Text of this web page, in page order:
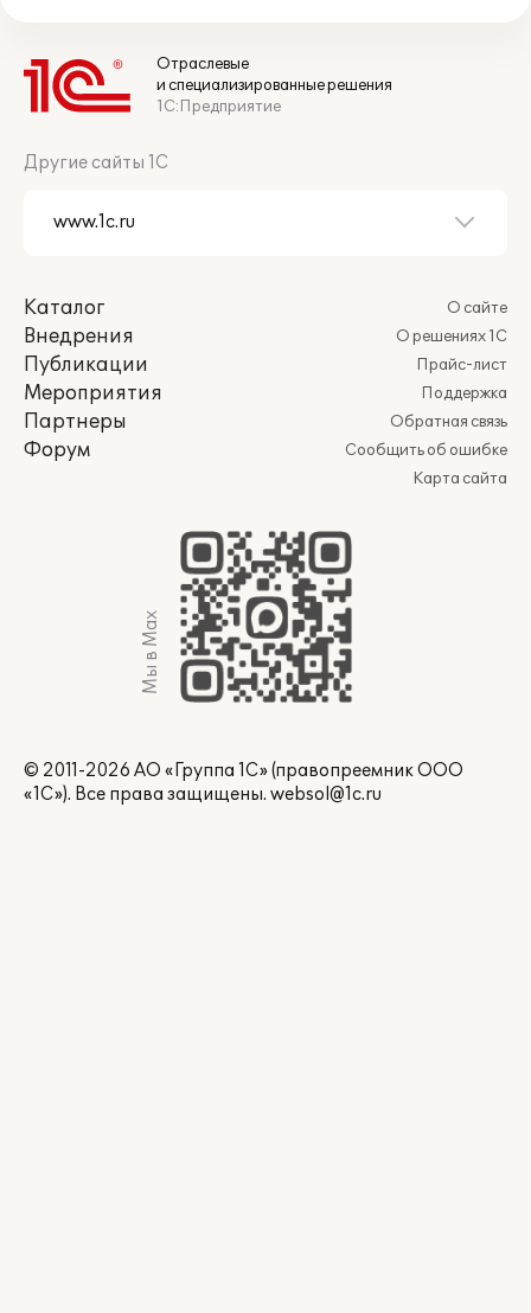
Отраслевые
и специализированные решения
1С:Предприятие
Другие сайты 1С
Каталог
Внедрения
Публикации
Мероприятия
Партнеры
Форум
О сайте
О решениях 1С
Прайс-лист
Поддержка
Обратная связь
Сообщить об ошибке
Карта сайта
Мы в Max
© 2011-2026 АО «Группа 1С» (правопреемник ООО
«1С»). Все права защищены. websol@1c.ru